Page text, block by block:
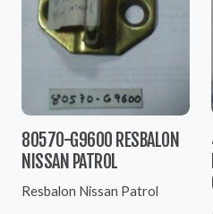
80570-G9600 RESBALON
NISSAN PATROL
Resbalon Nissan Patrol